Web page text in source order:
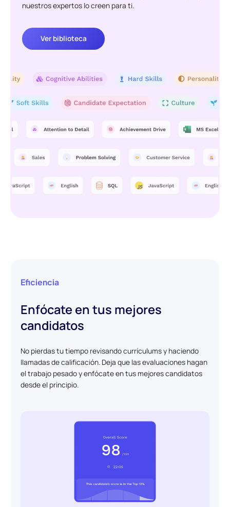
nuestros expertos lo creen para ti.
Ver biblioteca
Eficiencia
Enfócate en tus mejores
candidatos
No pierdas tu tiempo revisando currículums y haciendo
llamadas de calificación. Deja que las evaluaciones hagan
el trabajo pesado y enfócate en tus mejores candidatos
desde el principio.